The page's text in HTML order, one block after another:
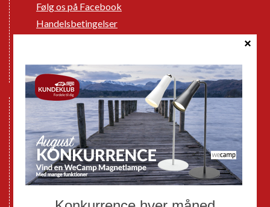
Følg os på Facebook
Handelsbetingelser
GPDR - Optagelse af foto og video
Nye Campingvogne
Nye Autocampere og Vans
Brugte Campingvogne
Brugte Autocampere og Vans
Webshop